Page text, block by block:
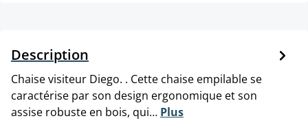
Description
Chaise visiteur Diego. . Cette chaise empilable se
caractérise par son design ergonomique et son
assise robuste en bois, qui… Plus